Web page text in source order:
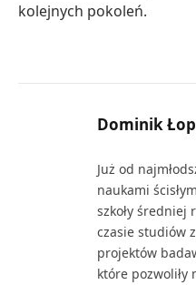
kolejnych pokoleń.
Dominik
Już od
naukami
szkoły średniej
czasie studiów
projektów
które pozwoliły